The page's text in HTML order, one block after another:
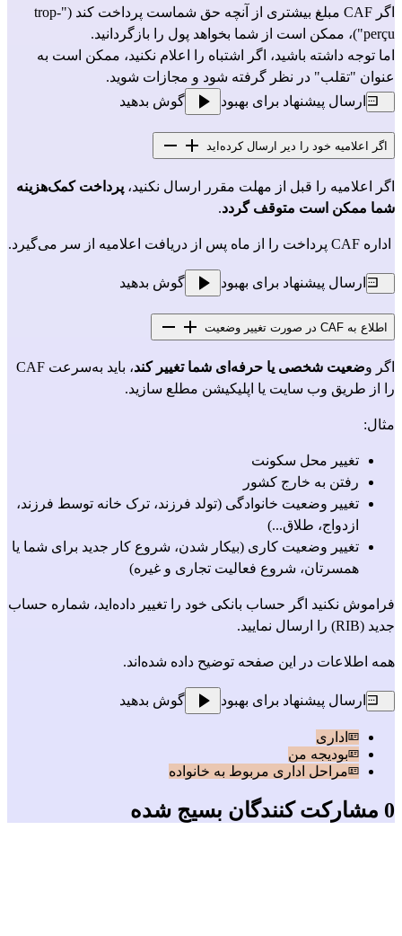
اگر CAF مبلغ بیشتری از آنچه حق شماست پرداخت کند ("trop-
perçu")، ممکن است از شما بخواهد پول را بازگردانید.
عنوان "تقلب" در نظر گرفته شود و مجازات شوید.
ارسال پیشنهاد برای بهبود
گوش بدهید
اگر اعلامیه خود را دیر ارسال کرده‌اید
اگر اعلامیه را قبل از مهلت مقرر ارسال نکنید،
شما ممکن است متوقف گردد.
ارسال پیشنهاد برای بهبود گوش بدهید
اطلاع‌ به CAF در صورت تغییر وضعیت
اگر وضعیت شخصی یا حرفه‌ای شما تغییر کند
را از طریق وب سایت یا اپلیکیشن مطلع سازید.
مثال:
تغییر محل سکونت
رفتن به خارج کشور
ازدواج، طلاق...)
همسرتان، شروع فعالیت تجاری و غیره)
جدید (RIB) را ارسال نمایید.
همه اطلاعات در این صفحه توضیح داده شده‌اند.
ارسال پیشنهاد برای بهبود گوش بدهید
اداری
بودیجه من
مراحل اداری مربوط به خانواده
0 مشارکت کنندگان بسیج شده